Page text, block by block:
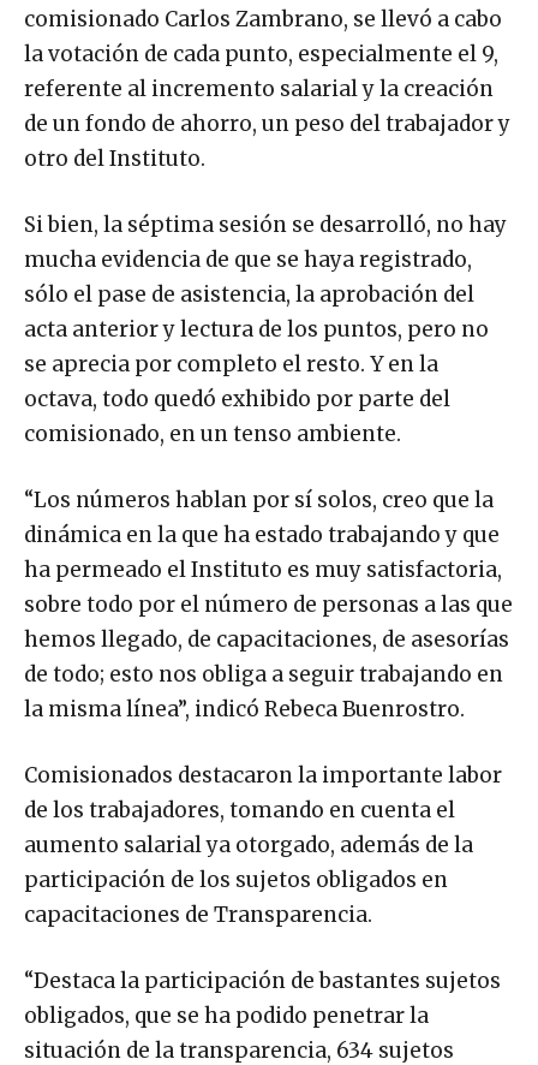
comisionado Carlos Zambrano, se llevó a cabo
la votación de cada punto, especialmente el 9,
referente al incremento salarial y la creación
de un fondo de ahorro, un peso del trabajador y
otro del Instituto.
Si bien, la séptima sesión se desarrolló, no hay
mucha evidencia de que se haya registrado,
sólo el pase de asistencia, la aprobación del
acta anterior y lectura de los puntos, pero no
se aprecia por completo el resto. Y en la
octava, todo quedó exhibido por parte del
comisionado, en un tenso ambiente.
“Los números hablan por sí solos, creo que la
dinámica en la que ha estado trabajando y que
ha permeado el Instituto es muy satisfactoria,
sobre todo por el número de personas a las que
hemos llegado, de capacitaciones, de asesorías
de todo; esto nos obliga a seguir trabajando en
la misma línea”, indicó Rebeca Buenrostro.
Comisionados destacaron la importante labor
de los trabajadores, tomando en cuenta el
aumento salarial ya otorgado, además de la
participación de los sujetos obligados en
capacitaciones de Transparencia.
“Destaca la participación de bastantes sujetos
obligados, que se ha podido penetrar la
situación de la transparencia, 634 sujetos